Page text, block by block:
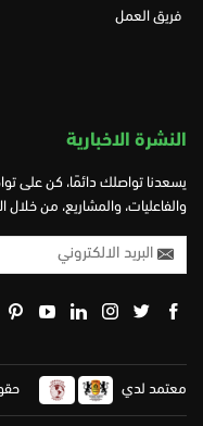
فريق العمل
النشرة الاخبارية
يسعدنا تواصلك دائمًا، كن على
والفاعليات، والمشاريع، من خلال
معتمد لدي